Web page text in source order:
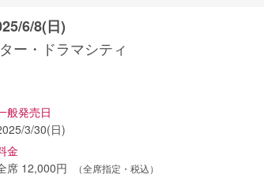
6/8(日)
ー・ドラマシティ
般発売日
3/30(日)
金
席 12,000円
（全席指定・税込）